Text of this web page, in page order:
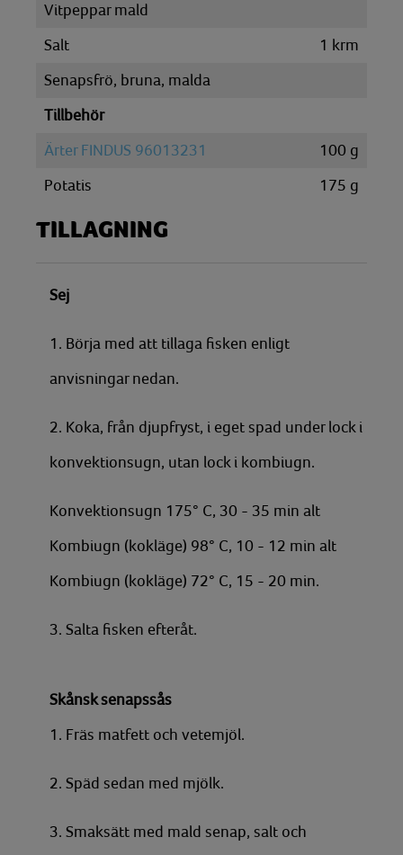
Vitpeppar mald
Salt
1 krm
Senapsfrö, bruna, malda
Tillbehör
Ärter FINDUS 96013231
100 g
Potatis
175 g
TILLAGNING
Sej
1. Börja med att tillaga fisken enligt
anvisningar nedan.
2. Koka, från djupfryst, i eget spad under lock i
konvektionsugn, utan lock i kombiugn.
Konvektionsugn 175° C, 30 - 35 min alt
Kombiugn (kokläge) 98° C, 10 - 12 min alt
Kombiugn (kokläge) 72° C, 15 - 20 min.
3. Salta fisken efteråt.
Skånsk senapssås
1. Fräs matfett och vetemjöl.
2. Späd sedan med mjölk.
3. Smaksätt med mald senap, salt och